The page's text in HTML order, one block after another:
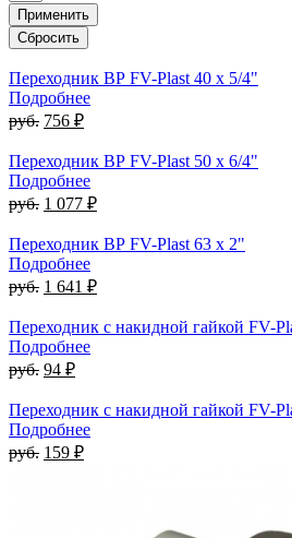
Переходник ВР FV-Plast 40 x 5/4"
Подробнее
руб. 756 ₽
Переходник ВР FV-Plast 50 x 6/4"
Подробнее
руб. 1 077 ₽
Переходник ВР FV-Plast 63 x 2"
Подробнее
руб. 1 641 ₽
Переходник с накидной гайкой FV-
Подробнее
руб. 94 ₽
Переходник с накидной гайкой FV-
Подробнее
руб. 159 ₽